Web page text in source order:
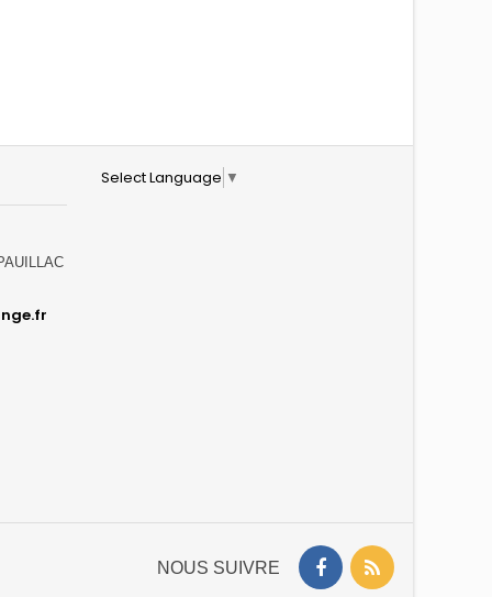
Select Language ▼
NOUS SUIVRE